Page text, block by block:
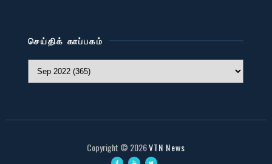
செய்திக் காப்பகம்
Copyright © 2026VTN News